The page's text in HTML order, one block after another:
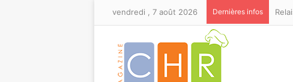
vendredi , 7 août 2026 Dernières infos